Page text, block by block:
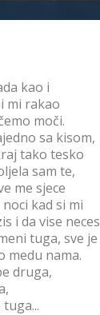
kao i
mi rakao
moči.
sa kisom,
tako tesko
sam te,
me sjece
kad si mi
i da vise neces
tuga, sve je
medu nama.
druga,